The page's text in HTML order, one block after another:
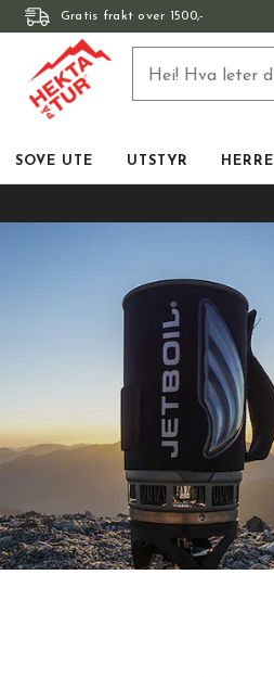
Gratis frakt over 1500,-
SOVE UTE UTSTYR HERRE